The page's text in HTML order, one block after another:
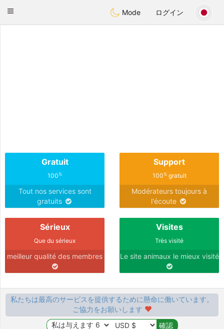
Animour
Toggle
Mode ログイン
Gratuit
100%
Tout nos services sont
gratuits
Support
100%gratuit
Modérateurs toujours à
l'écoute
Sérieux
Que du sérieux
meilleur qualité des membres
Visites
Très visité
Le site animaux le mieux visité
私たちは最高のサービスを提供するために懸命に働いています。
ご協力をお願いします